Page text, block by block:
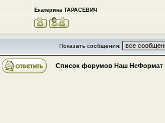
Екатерина ТАРАСЕВИЧ
Показать сообщения:
Список форумов Наш НеФормат